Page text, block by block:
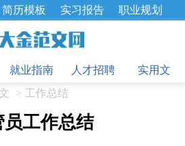
简历模板 实习报告
职业规划
绩效考核 企业文化
辞职报告
就业指南 人才招聘
实用文
> 工作总结
员工作总结